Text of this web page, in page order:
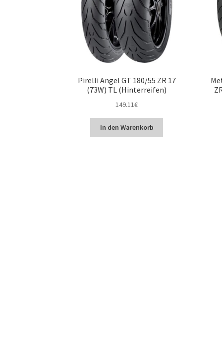
Pirelli Angel GT 180/55 ZR 17
(73W) TL (Hinterreifen)
149.11€
In den Warenkorb